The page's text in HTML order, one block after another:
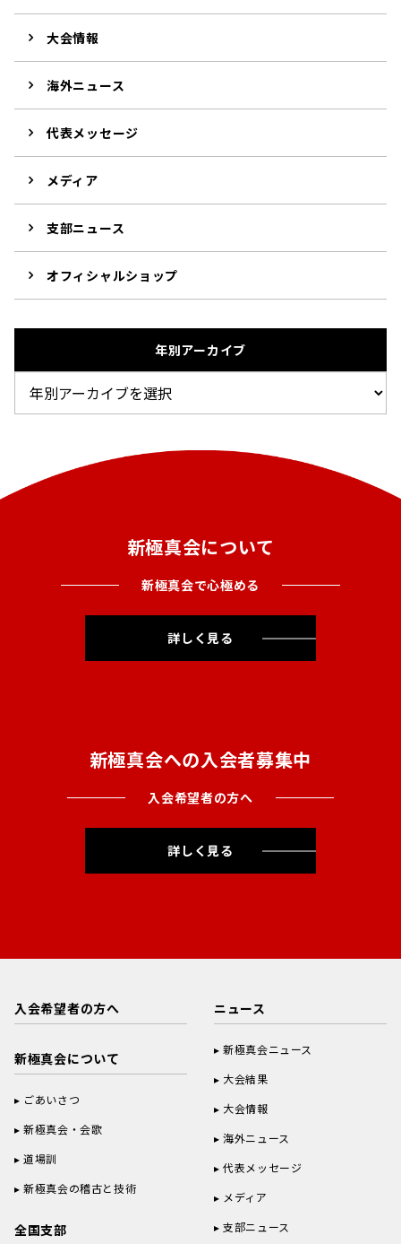
大会情報
海外ニュース
代表メッセージ
メディア
支部ニュース
オフィシャルショップ
年別アーカイブ
新極真会について
新極真会で心極める
詳しく見る
新極真会への入会者募集中
入会希望者の方へ
詳しく見る
入会希望者の方へ
新極真会について
ごあいさつ
新極真会・会歌
道場訓
新極真会の稽古と技術
全国支部
ニュース
新極真会ニュース
大会結果
大会情報
海外ニュース
代表メッセージ
メディア
支部ニュース